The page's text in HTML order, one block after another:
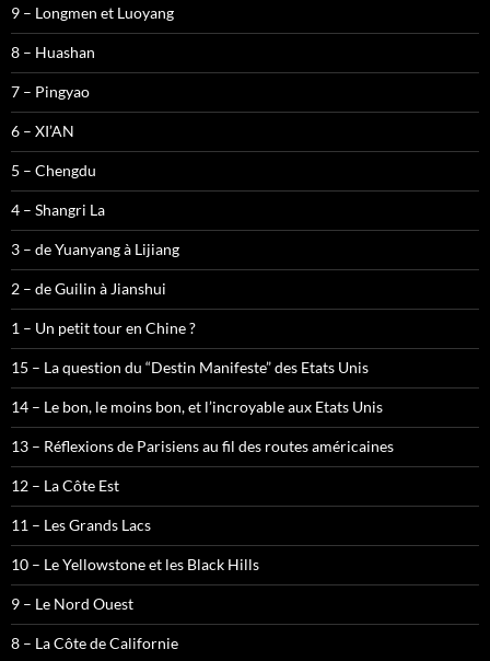
9 – Longmen et Luoyang
8 – Huashan
7 – Pingyao
6 – XI’AN
5 – Chengdu
4 – Shangri La
3 – de Yuanyang à Lijiang
2 – de Guilin à Jianshui
1 – Un petit tour en Chine ?
15 – La question du “Destin Manifeste” des Etats Unis
14 – Le bon, le moins bon, et l’incroyable aux Etats Unis
13 – Réflexions de Parisiens au fil des routes américaines
12 – La Côte Est
11 – Les Grands Lacs
10 – Le Yellowstone et les Black Hills
9 – Le Nord Ouest
8 – La Côte de Californie